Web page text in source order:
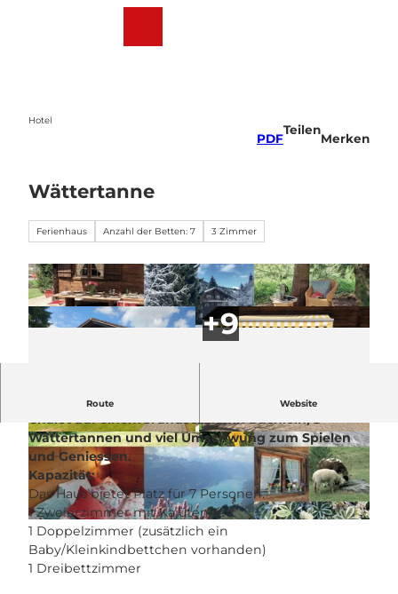
Hotel
PDF
Teilen
Merken
Wättertanne
Ferienhaus Anzahl der Betten: 7 3 Zimmer
p
r
i
I
M
G
_
4
4
6
5
7
7
5
6
4
7
Route Website
Die Wättertanne ist ein gemütliches, heimeliges
Chalet auf einemGrundstück mit Bächlein, 3
Wättertannen und viel Umschwung zum Spielen
und Geniessen.
Kapazität:
Das Haus bietet Platz für 7 Personen.
1 Zweierzimmer mit Kajütenbett
1 Doppelzimmer (zusätzlich ein
Baby/Kleinkindbettchen vorhanden)
1 Dreibettzimmer